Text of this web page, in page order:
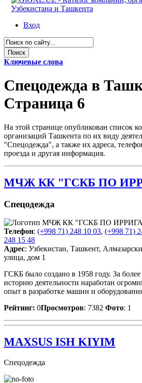
Вход
Ключевые слова
Спецодежда в
Страница 6
На этой странице опубликован список
организаций Ташкента по их виду
"Спецодежда", а также их адреса,
проезда и другая информация.
МЧЖ КК "ГСКБ ПО
Спецодежда
Телефон: (+998 71) 248 10 03, (+998 71)
248 15 48
Адрес: Узбекистан, Ташкент,
улица, дом 1
ГСКБ было создано в 1958 году. За
историю деятельности наработан
опыт в разработке машин и
Рейтинг: 0Просмотров: 7382 Фото: 1
MAXSUS ISH KIYIM
Спецодежда